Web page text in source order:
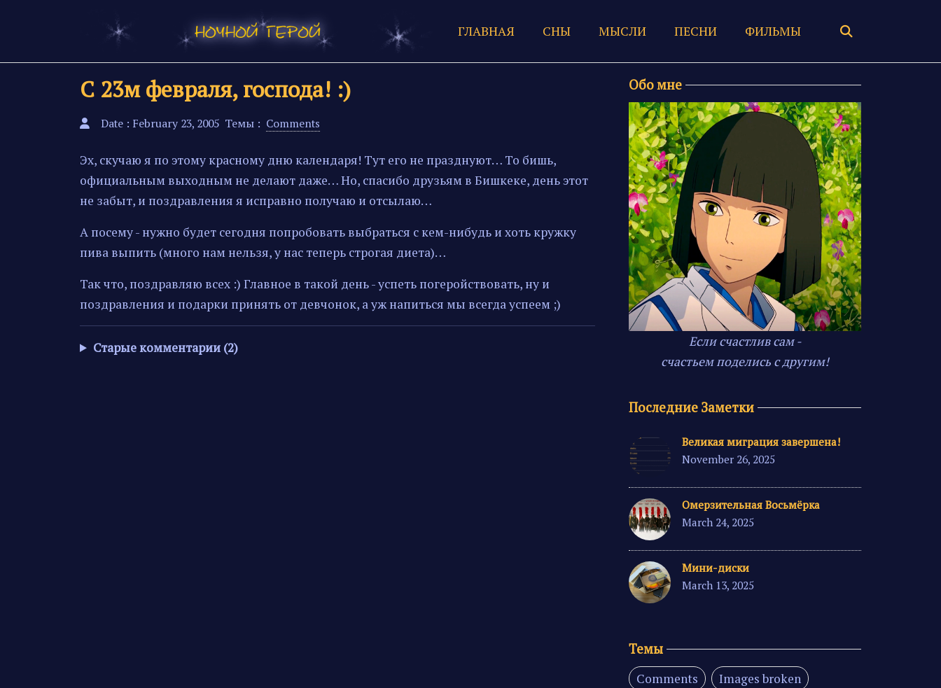
ГЛАВНАЯ СНЫ МЫСЛИ ПЕСНИ ФИЛЬМЫ
С 23м февраля, господа! :)
Date : February 23, 2005 Темы : Comments
Эх, скучаю я по этому красному дню календаря! Тут его не празднуют… То бишь,
официальным выходным не делают даже… Но, спасибо друзьям в Бишкеке, день этот
не забыт, и поздравления я исправно получаю и отсылаю…
А посему - нужно будет сегодня попробовать выбраться с кем-нибудь и хоть кружку
пива выпить (много нам нельзя, у нас теперь строгая диета)…
Так что, поздравляю всех :) Главное в такой день - успеть погеройствовать, ну и
поздравления и подарки принять от девчонок, а уж напиться мы всегда успеем ;)
Старые комментарии (2)
Обо мне
Если счастлив сам -
счастьем поделись с другим!
Последние Заметки
Великая миграция завершена!
November 26, 2025
Омерзительная Восьмёрка
March 24, 2025
Мини-диски
March 13, 2025
Темы
Comments
Images broken